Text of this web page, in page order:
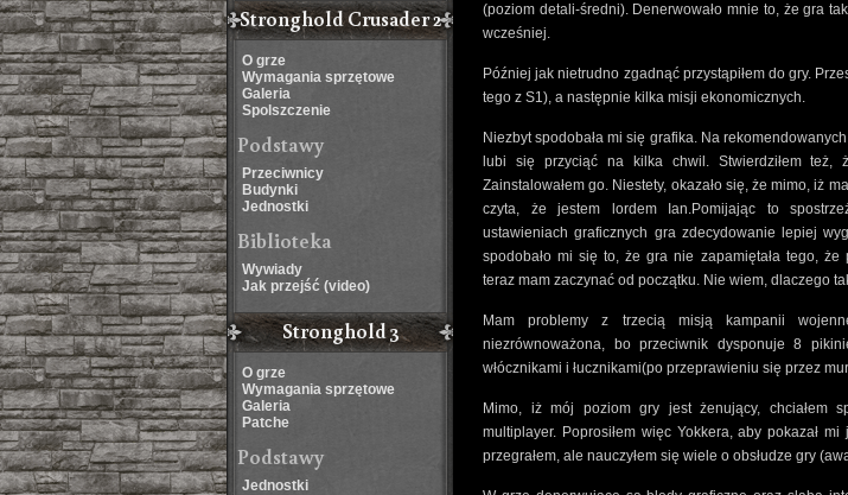
Stronghold Crusader 2
O grze
Wymagania sprzętowe
Galeria
Spolszczenie
Podstawy
Przeciwnicy
Budynki
Jednostki
Biblioteka
Wywiady
Jak przejść (video)
Stronghold 3
O grze
Wymagania sprzętowe
Galeria
Patche
Podstawy
Jednostki
(poziom detali-średni). Denerwowało mnie to, że gra
wcześniej.
Później jak nietrudno zgadnąć przystąpiłem do gry.
tego z S1), a następnie kilka misji ekonomicznych.
Niezbyt spodobała mi się grafika. Na
lubi się przyciąć na kilka chwil. Stwierdziłem też,
Zainstalowałem go. Niestety, okazało się, że mimo, iż
czyta, że jestem lordem Ian.Pomijając to
ustawieniach graficznych gra zdecydowanie lepiej
spodobało mi się to, że gra nie zapamiętała tego, że
teraz mam zaczynać od początku. Nie wiem, dlaczego
Mam problemy z trzecią misją kampanii
niezrównoważona, bo przeciwnik dysponuje 8
włócznikami i łucznikami(po przeprawieniu się przez
Mimo, iż mój poziom gry jest żenujący, chciałem
multiplayer. Poprosiłem więc Yokkera, aby pokazał
przegrałem, ale nauczyłem się wiele o obsłudze gry